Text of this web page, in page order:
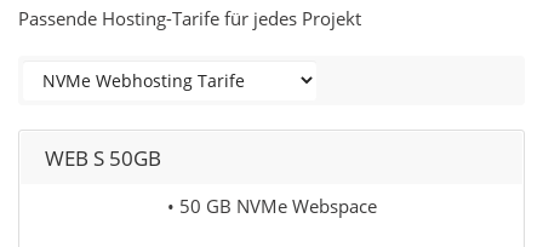
Passende Hosting-Tarife für jedes Projekt
WEB S 50GB
• 50 GB NVMe Webspace